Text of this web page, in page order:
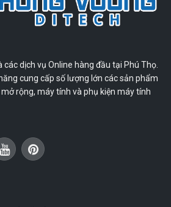
dịch vụ Online hàng đầu tại Phú Thọ.
cung cấp số lượng lớn các sản phẩm
rộng, máy tính và phụ kiện máy tính